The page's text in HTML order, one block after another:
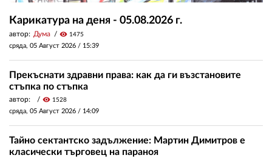
Карикатура на деня - 05.08.2026 г.
автор: Дума visibility 1475
сряда, 05 Август 2026 / 15:39
Прекъснати здравни права: как да ги възстановите
стъпка по стъпка
автор: visibility 1528
сряда, 05 Август 2026 / 14:09
Тайно сектантско задължение: Мартин Димитров е
класически търговец на параноя